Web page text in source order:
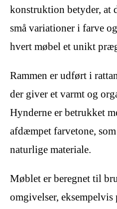
konstruktion betyder, at
små variationer i farve
hvert møbel et unikt
Rammen er udført i
der giver et varmt og
Hynderne er betrukket
afdæmpet farvetone,
naturlige materiale.
Møblet er beregnet til
omgivelser,